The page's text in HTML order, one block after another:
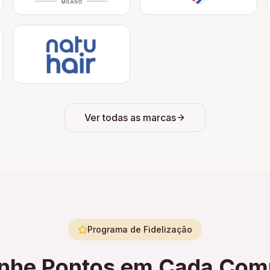
Ver todas as marcas
Programa de Fidelização